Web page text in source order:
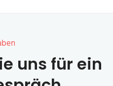
uns für ein